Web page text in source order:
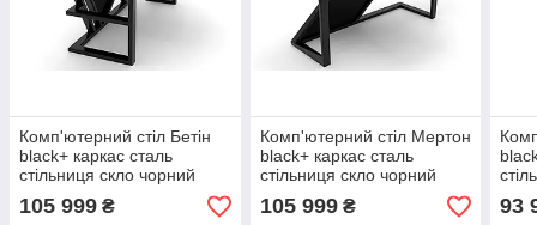
Комп'ютерний стіл Бетін
black+ каркас сталь
стільниця скло чорний
глянець 1400х600х750 мм
(БЦ-Стіл ТМ)
105 999 ₴
Комп'ютерний стіл Мертон
black+ каркас сталь
стільниця скло чорний
глянець 1400х600х750 мм
(БЦ-Стіл ТМ)
105 999₴
(БЦ-
93